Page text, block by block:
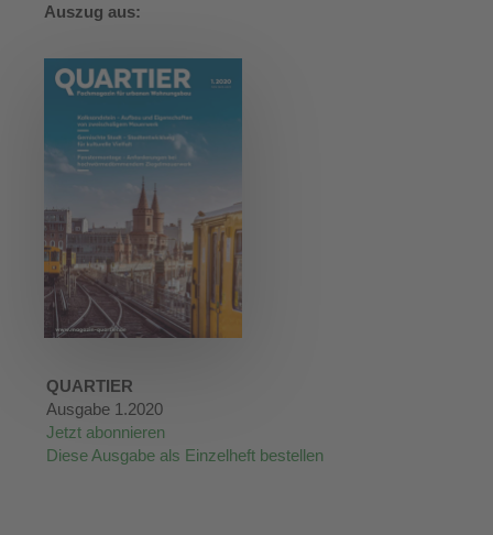
Auszug aus:
QUARTIER
Ausgabe 1.2020
Jetzt abonnieren
Diese Ausgabe als Einzelheft bestellen